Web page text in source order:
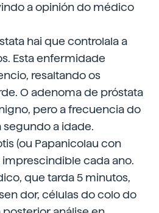
a opinión do médico
hai que controlala a
Esta enfermidade
resaltando os
O adenoma de próstata
pero a frecuencia do
a idade.
(ou Papanicolau con
cada ano.
que tarda 5 minutos,
dor, células do colo do